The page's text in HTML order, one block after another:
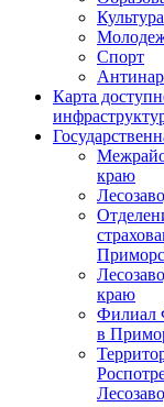
Культура
Спорт
Карта
краю
краю
Филиал
в